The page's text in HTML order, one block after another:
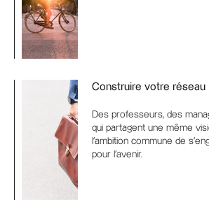
Construire votre réseau
Des professeurs, des
qui partagent une même
l’ambition commune de
pour l’avenir.